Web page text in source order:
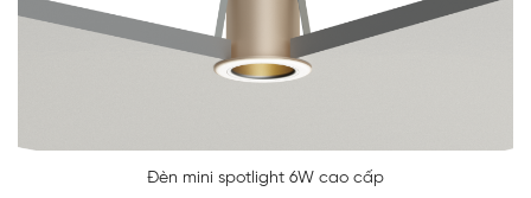
Đèn mini spotlight 6W cao cấp